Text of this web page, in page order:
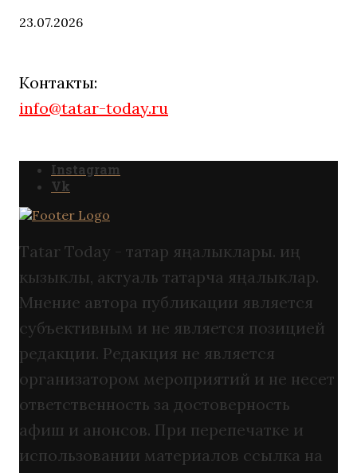
23.07.2026
Контакты:
info@tatar-today.ru
Instagram
Vk
Tatar Today - татар яңалыклары. иң
кызыклы, актуаль татарча яңалыклар.
Мнение автора публикации является
субъективным и не является позицией
редакции. Редакция не является
организатором мероприятий и не несет
ответственность за достоверность
афиш и анонсов. При перепечатке и
использовании материалов ссылка на